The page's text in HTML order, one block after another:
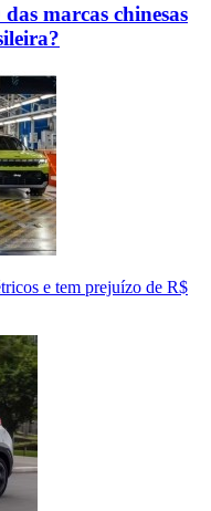
marcas chinesas
e tem prejuízo de R$